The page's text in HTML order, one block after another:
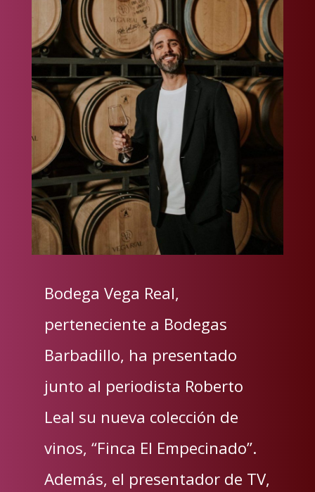
Bodega Vega Real,
perteneciente a Bodegas
Barbadillo, ha presentado
junto al periodista Roberto
Leal su nueva colección de
vinos, “Finca El Empecinado”.
Además, el presentador de TV,